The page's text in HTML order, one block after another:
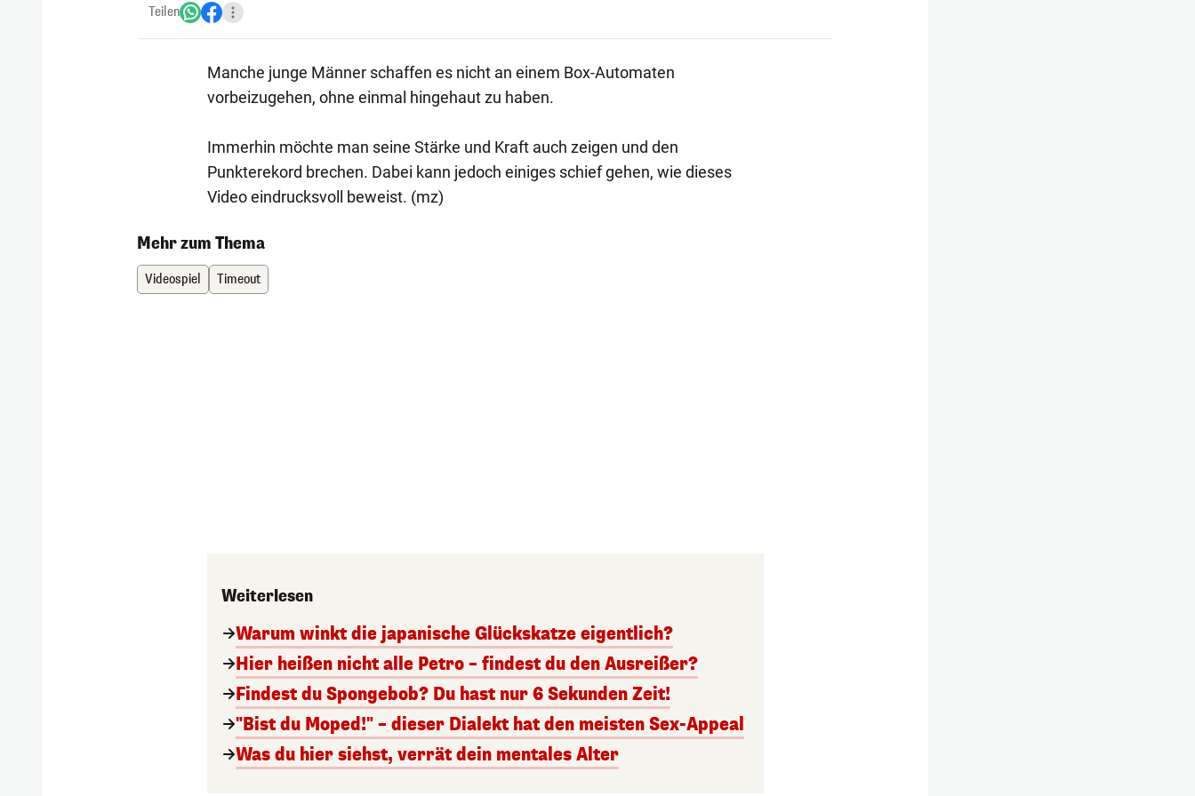
Teilen
Manche junge Männer schaffen es nicht an einem Box-Automaten
vorbeizugehen, ohne einmal hingehaut zu haben.
Immerhin möchte man seine Stärke und Kraft auch zeigen und den
Punkterekord brechen. Dabei kann jedoch einiges schief gehen, wie dieses
Video eindrucksvoll beweist. (mz)
Mehr zum Thema
Videospiel Timeout
Weiterlesen
Warum winkt die japanische Glückskatze eigentlich?
Hier heißen nicht alle Petro – findest du den Ausreißer?
Findest du Spongebob? Du hast nur 6 Sekunden Zeit!
"Bist du Moped!" – dieser Dialekt hat den meisten Sex-Appeal
Was du hier siehst, verrät dein mentales Alter